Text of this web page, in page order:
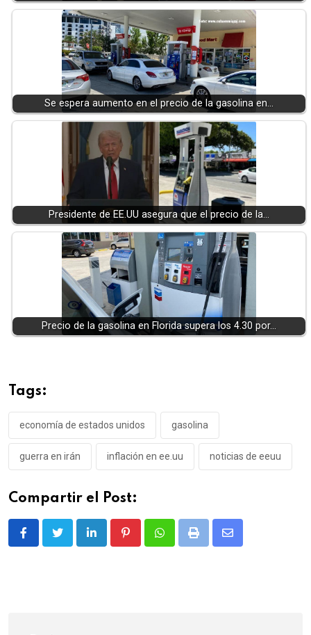
Se espera aumento en el precio de la gasolina en…
Presidente de EE.UU asegura que el precio de la…
Precio de la gasolina en Florida supera los 4.30 por…
Tags:
economía de estados unidos gasolina
guerra en irán inflación en ee.uu noticias de eeuu
Compartir el Post:
LinkedIn PinterestWhatsappPrint
Share